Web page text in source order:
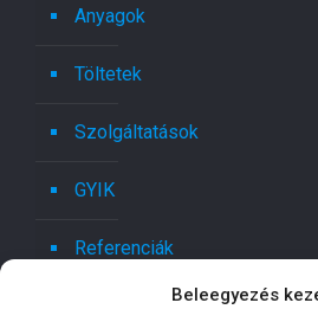
Beleegyezés
Anyagok
Töltetek
Szolgáltatások
GYIK
Referenciák